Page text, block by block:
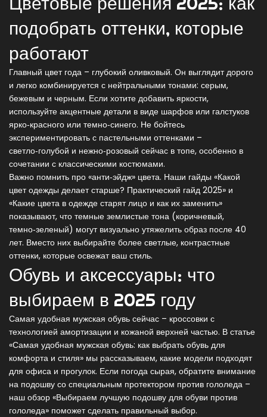
подобрать оттенки, которые
работают
Главный цвет года – глубокий оливковый. Он выглядит дорого
и легко комбинируется с нейтральными тонами: серым,
бежевым и черным. Если хотите добавить яркости,
используйте акцентные детали в виде шарфов или галстуков
ярко‑красного или темно‑синего. Не бойтесь
экспериментировать с пастельными оттенками –
светло‑голубой и нежно‑розовый сейчас в топе, особенно в
сочетании с классическими костюмами.
Важно помнить про «анти‑эйдж» цвета. Наши гайды «Какой
цвет одежды делает старше? Практический гайд 2025» и
«Какие цвета в одежде старят лицо и как их заменить»
показывают, что темные землистые тона (коричневый,
темно‑зеленый) могут визуально утяжелить образ после 40
лет. Вместо них выбирайте более светлые, контрастные
оттенки, которые освежат ваш стиль.
Обувь и аксессуары: что
выбираем в 2025 году
Самая удобная мужская обувь сейчас – кроссовки с
технологией амортизации и кожаной верхней частью. В статье
«Самая удобная мужская обувь: как выбрать обувь для
комфорта и стиля» мы рассказываем, какие модели подходят
для офиса и прогулок. Если погода сырая, обратите внимание
на подошву со специальным протектором против гололеда –
наш обзор «Выбираем лучшую подошву для обуви против
гололеда» поможет сделать правильный выбор.